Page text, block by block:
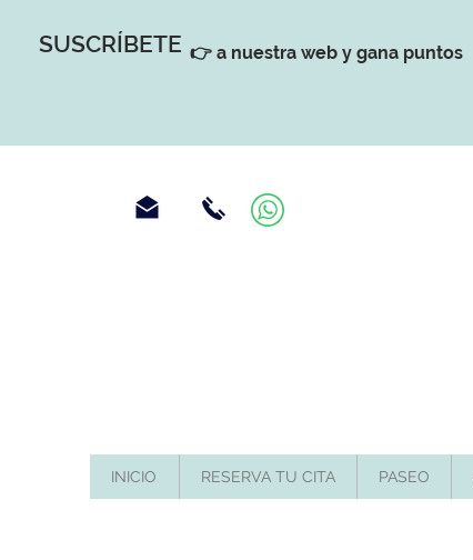
SUSCRÍBETE 👉 a nuestra web y gana puntos
INICIO RESERVA TU CITA PASEO